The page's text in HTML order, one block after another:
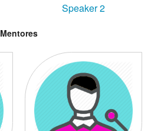
Speaker 2
Mentores